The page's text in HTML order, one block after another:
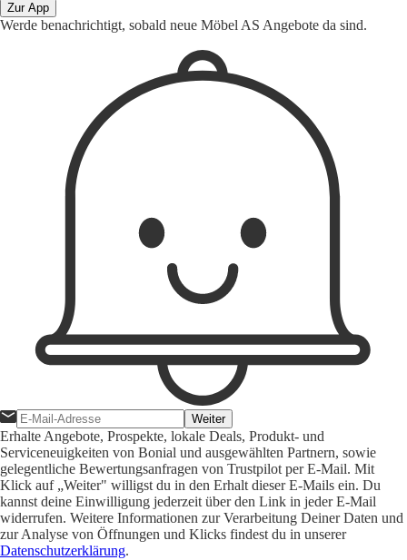
Zur App
Werde benachrichtigt, sobald neue Möbel AS Angebote da sind.
Weiter
Erhalte Angebote, Prospekte, lokale Deals, Produkt- und
Serviceneuigkeiten von Bonial und ausgewählten Partnern, sowie
gelegentliche Bewertungsanfragen von Trustpilot per E-Mail. Mit
Klick auf „Weiter" willigst du in den Erhalt dieser E-Mails ein. Du
kannst deine Einwilligung jederzeit über den Link in jeder E-Mail
widerrufen. Weitere Informationen zur Verarbeitung Deiner Daten und
zur Analyse von Öffnungen und Klicks findest du in unserer
Datenschutzerklärung.